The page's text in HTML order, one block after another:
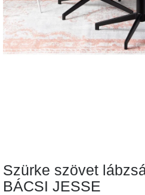
Vizsgálati
kategória
Designos
gyűjtemény
Szürke szövet
BÁCSI JESSE